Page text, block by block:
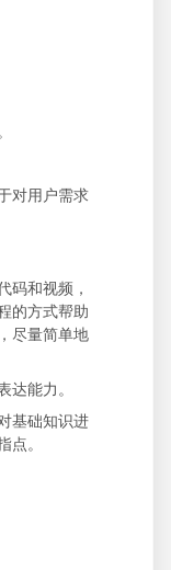
对用户需求
码和视频，
的方式帮助
尽量简单地
能力。
基础知识进
。